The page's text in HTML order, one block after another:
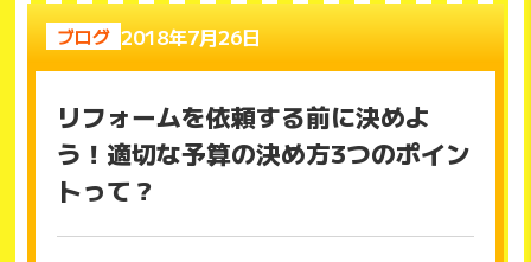
ブログ 2018年7月26日
リフォームを依頼する前に決めよ
う！適切な予算の決め方3つのポイン
トって？